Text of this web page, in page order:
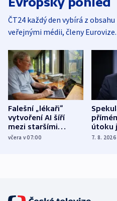
ČT24 každý den vybírá z
veřejnými médii, členy Eurovize.
Falešní „lékaři“
vytvoření AI šíří
mezi staršími
Poláky nebezpečné
včera v 07:00
útoku
míní
7. 8. 2026